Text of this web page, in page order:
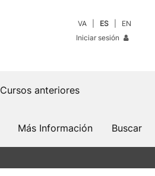
VA ES
EN
Iniciar sesión
Cursos anteriores
Buscar
Más Información